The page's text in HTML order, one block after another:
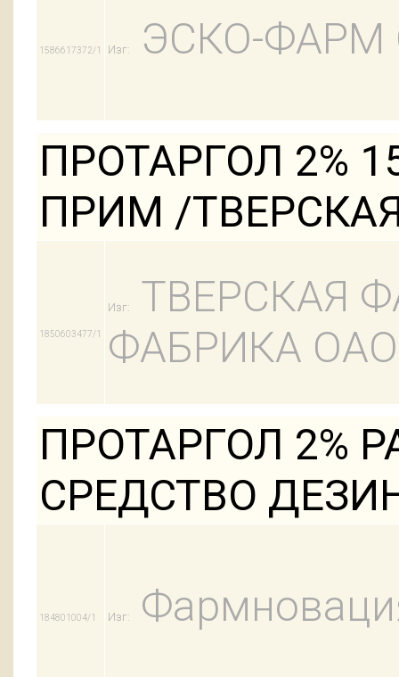
1586617372/1 Изг: ЭСКО-ФАРМ
ПРОТАРГОЛ 2%
ПРИМ /
1850603477/1
Изг:
ТВЕРСКАЯ
ФАБРИКА ОАО
ПРОТАРГОЛ 2%
СРЕДСТВО
184801004/1 Изг: